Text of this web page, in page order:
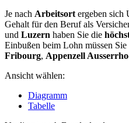
Je nach Arbeitsort ergeben sich
Gehalt für den Beruf als
und Luzern haben Sie die
Einbußen beim Lohn müssen
Fribourg, Appenzell
Ansicht wählen:
Diagramm
Tabelle